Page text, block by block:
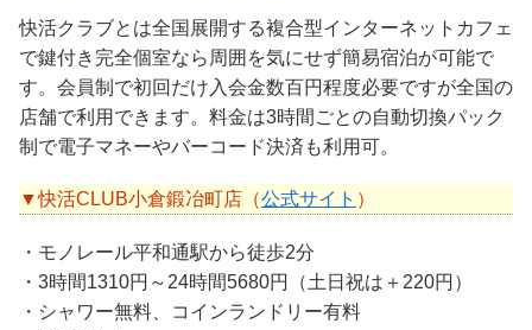
快活クラブとは全国展開する複合型インターネットカフェ
で鍵付き完全個室なら周囲を気にせず簡易宿泊が可能で
す。会員制で初回だけ入会金数百円程度必要ですが全国の
店舗で利用できます。料金は3時間ごとの自動切換パック
制で電子マネーやバーコード決済も利用可。
▼快活CLUB小倉鍛冶町店（公式サイト ）
・モノレール平和通駅から徒歩2分
・3時間1310円～24時間5680円（土日祝は＋220円）
・シャワー無料、コインランドリー有料